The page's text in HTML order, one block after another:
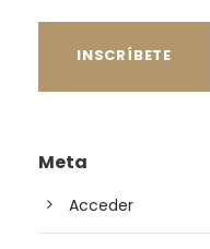
Meta
Acceder